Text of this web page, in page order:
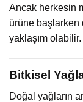
Ancak herkesin
ürüne başlarken
yaklaşım olabilir.
Bitkisel
Doğal yağların